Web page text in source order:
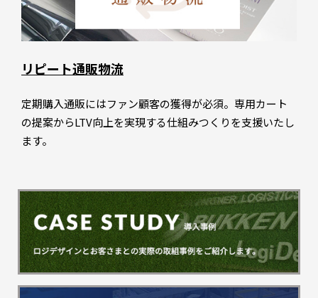
リピート通販物流
定期購入通販にはファン顧客の獲得が必須。専用カート
の提案からLTV向上を実現する仕組みつくりを支援いたし
ます。